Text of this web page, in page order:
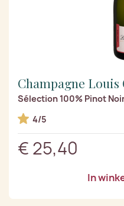
Champagne Louis
Sélection 100% Pinot
4/5
€ 25,40
In